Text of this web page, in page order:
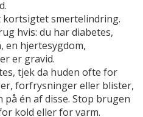
smertelindring.
hvis: du har diabetes,
en hjertesygdom,
er gravid.
tjek da huden ofte for
forfrysninger eller blister,
én af disse. Stop brugen
kold eller for varm.